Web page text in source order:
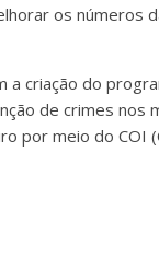
os números
criação do
de crimes nos
por meio do COI